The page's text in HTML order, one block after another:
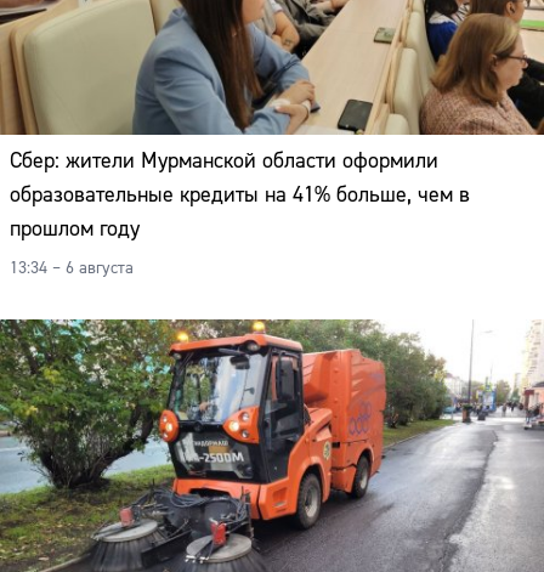
Сбер: жители Мурманской области оформили
образовательные кредиты на 41% больше, чем в
прошлом году
13:34 – 6 августа